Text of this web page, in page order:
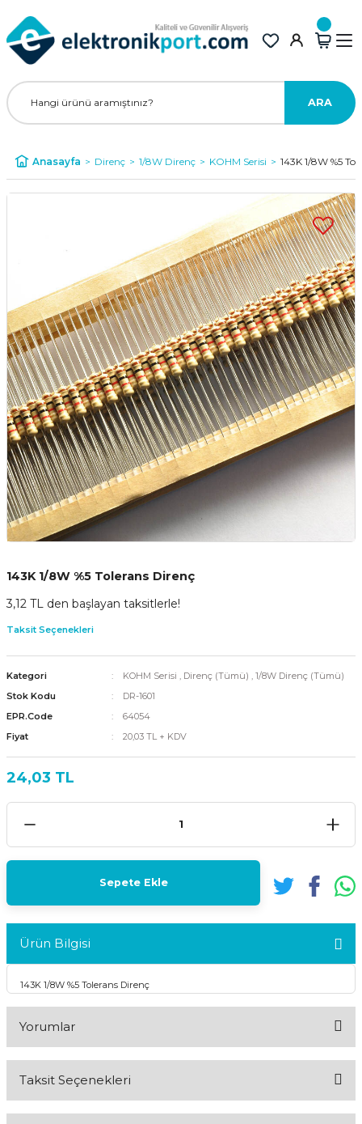
ARA
Anasayfa Direnç 1/8W Direnç KOHM Serisi 143K 1/8W %5
143K 1/8W %5 Tolerans Direnç
3,12 TL den başlayan taksitlerle!
Taksit Seçenekleri
Kategori KOHM Serisi , Direnç (Tümü) , 1/8W Direnç (Tümü)
Stok Kodu
DR-1601
EPR.Code
64054
Fiyat
20,03 TL + KDV
24,03 TL
Sepete Ekle
Ürün Bilgisi
143K 1/8W %5 Tolerans Direnç
Yorumlar
Taksit Seçenekleri